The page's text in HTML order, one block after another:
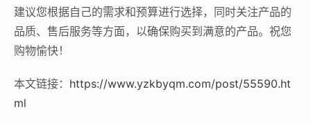
建议您根据自己的需求和预算进行选择，同时关注产品的
品质、售后服务等方面，以确保购买到满意的产品。祝您
购物愉快！
本文链接： https://www.yzkbyqm.com/post/55590.ht
ml